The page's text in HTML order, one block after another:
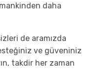
daha
de aramızda
ve güveniniz
takdir her zaman